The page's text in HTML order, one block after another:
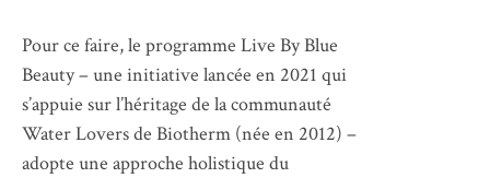
Pour ce faire, le programme Live By Blue
Beauty – une initiative lancée en 2021 qui
s’appuie sur l’héritage de la communauté
Water Lovers de Biotherm (née en 2012) –
adopte une approche holistique du